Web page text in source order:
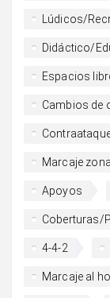
Lúdicos/
Didáctico/
Espacios
Cambios de
Marcaje zonal
Apoyos
Coberturas/
4-4-2
Marcaje al